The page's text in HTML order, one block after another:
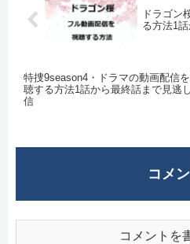
ドラゴン
る方法1
特捜9season4・ドラマの動画配信
聴する方法1話から最終話まで見逃
信
コメ
コメントを